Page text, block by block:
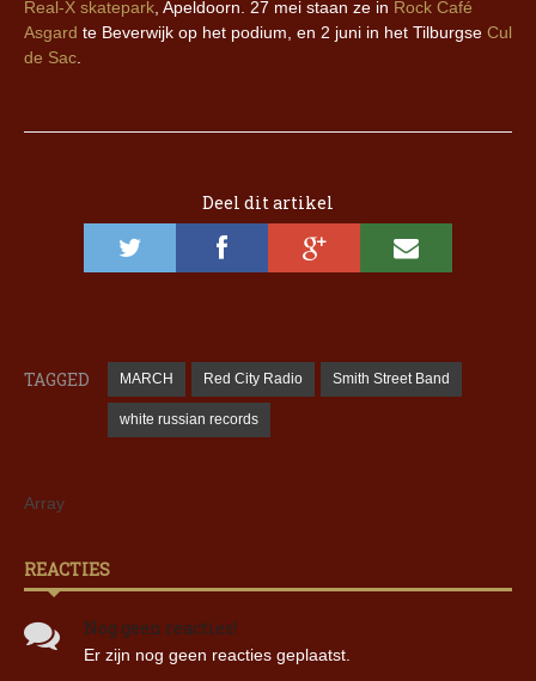
Real-X skatepark, Apeldoorn. 27 mei staan ze in Rock Café
Asgard te Beverwijk op het podium, en 2 juni in het Tilburgse Cul
de Sac.
Deel dit artikel
TAGGED MARCH Red City Radio Smith Street Band
white russian records
Array
REACTIES
Nog geen reacties!
Er zijn nog geen reacties geplaatst.